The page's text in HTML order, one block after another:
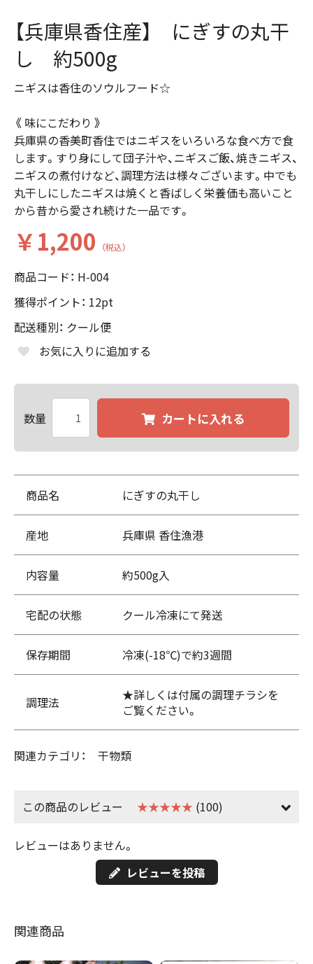
【兵庫県香住産】 にぎすの丸干
し 約500g
ニギスは香住のソウルフード☆
《 味にこだわり 》
兵庫県の香美町香住ではニギスをいろいろな食べ方で食
します。すり身にして団子汁や、ニギスご飯、焼きニギス、
ニギスの煮付けなど、調理方法は様々ございます。中でも
丸干しにしたニギスは焼くと香ばしく栄養価も高いこと
から昔から愛され続けた一品です。
￥1,200 （税込）
商品コード： H-004
獲得ポイント： 12pt
配送種別： クール便
お気に入りに追加する
数量 カートに入れる
商品名 にぎすの丸干し
産地 兵庫県 香住漁港
内容量 約500g入
宅配の状態 クール冷凍にて発送
保存期間 冷凍(-18℃)で約3週間
調理法
★詳しくは付属の調理チラシを
ご覧ください。
関連カテゴリ： 干物類
この商品のレビュー ★★★★★ (100)
レビューはありません。
レビューを投稿
関連商品